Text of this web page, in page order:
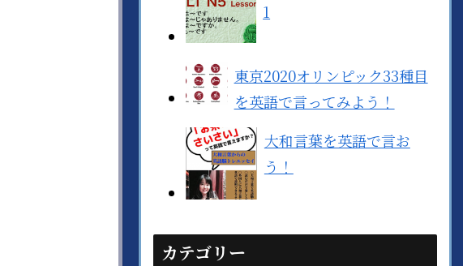
1
東京2020オリンピック33種目
を英語で言ってみよう！
大和言葉を英語で言お
う！
カテゴリー